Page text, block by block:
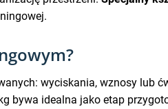
wyciskania, wznosy lub
bywa idealna jako etap